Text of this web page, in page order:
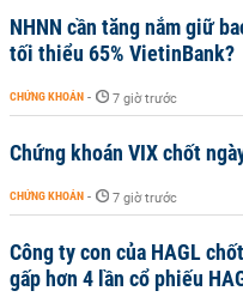
NHNN cần tăng nắm giữ
tối thiểu 65% VietinBank?
CHỨNG KHOÁN - 7 giờ trước
Chứng khoán VIX chốt
CHỨNG KHOÁN - 7 giờ trước
Công ty con của HAGL
gấp hơn 4 lần cổ phiếu